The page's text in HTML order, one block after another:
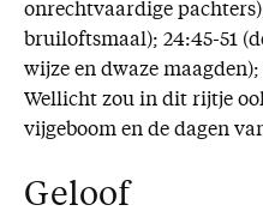
onrechtvaardige
bruiloftsmaal); 24:45-51
wijze en dwaze
Wellicht zou in dit rijtje
vijgeboom en de dagen
Geloof